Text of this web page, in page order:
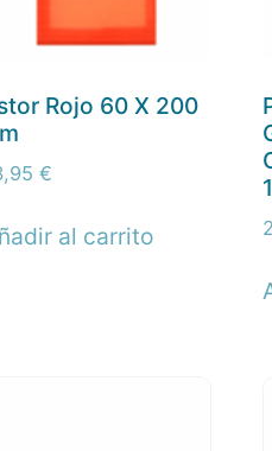
Rojo 60 X 200
€
al carrito